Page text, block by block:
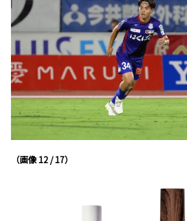
（画像 12 / 17）